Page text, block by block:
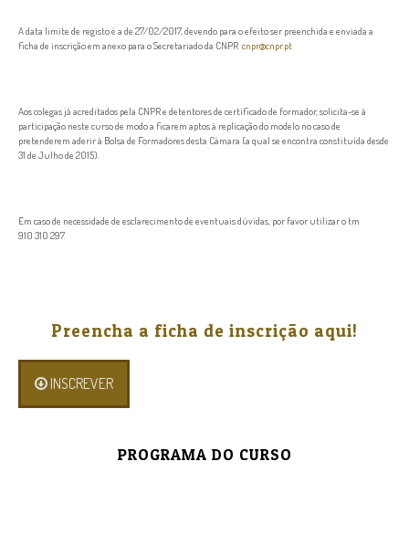
A data limite de registo é a de 27/02/2017, devendo para o efeito ser preenchida e enviada a
ficha de inscrição em anexo para o Secretariado da CNPR cnpr@cnpr.pt
Aos colegas já acreditados pela CNPR e detentores de certificado de formador, solicita-se à
participação neste curso de modo a ficarem aptos à replicação do modelo no caso de
pretenderem aderir à Bolsa de Formadores desta Câmara (a qual se encontra constituída desde
31 de Julho de 2015).
Em caso de necessidade de esclarecimento de eventuais dúvidas, por favor utilizar o tm
910 310 297.
Preencha a ficha de inscrição aqui!
INSCREVER
PROGRAMA DO CURSO